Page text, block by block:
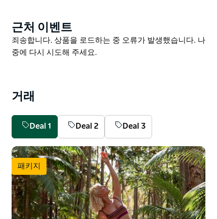
한 한 친환경적이고 업사이클링 및 재활용된 자재와 지역
에서 조달한 자재를 사용합니다. 또한 플라스틱 없는 정책
(플라스틱 물병 및 빨대 사용 금지)을 시행하고 있으며 첨
크리스탈브룩 바이런은 뉴사우스웨일즈의 상징적인 도시
이 리조트는 세심한 서비스 흠잡을 데 없는 디테일 그리고
아름다운 자연 환경이 완벽하게 조화를 이루는 호주의 이
상적인 휴양지입니다.
Product
List
근처 이벤트
Product
List
죄송합니다. 상품을 로드하는 중 오류가 발생했습니다. 나
중에 다시 시도해 주세요.
거래
Deal 1 Deal 2 Deal 3
패키지